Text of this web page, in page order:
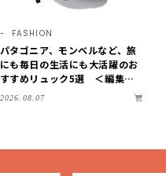
FASHION
パタゴニア、モンベルなど、旅
にも毎日の生活にも大活躍のお
すすめリュック5選 ＜編集部
セレクト＞【LEEマルシェ】
2026.08.07